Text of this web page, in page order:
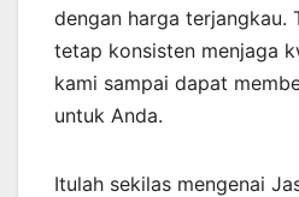
dengan harga terjangkau.
tetap konsisten menjaga
kami sampai dapat
untuk Anda.
Itulah sekilas mengenai